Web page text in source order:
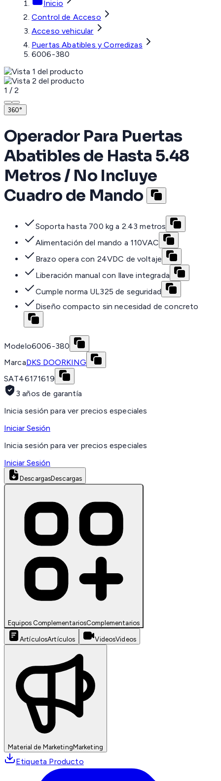
Inicio
Control de Acceso
Acceso vehicular
Puertas Abatibles y Corredizas
6006-380
1 / 2
360°
Operador Para Puertas
Abatibles de Hasta 5.48
Metros / No Incluye
Cuadro de Mando
Soporta hasta 700 kg a 2.43 metros
Alimentación del mando a 110VAC
Brazo opera con 24VDC de voltaje
Liberación manual con llave integrada
Cumple norma UL325 de seguridad
Diseño compacto sin necesidad de concreto
Modelo6006-380
MarcaDKS DOORKING
SAT46171619
3 años de garantía
Inicia sesión para ver precios especiales
Iniciar Sesión
Inicia sesión para ver precios especiales
Iniciar Sesión
DescargasDescargas
Equipos ComplementariosComplementarios
ArtículosArtículos VideosVideos
Material de MarketingMarketing
Etiqueta Producto